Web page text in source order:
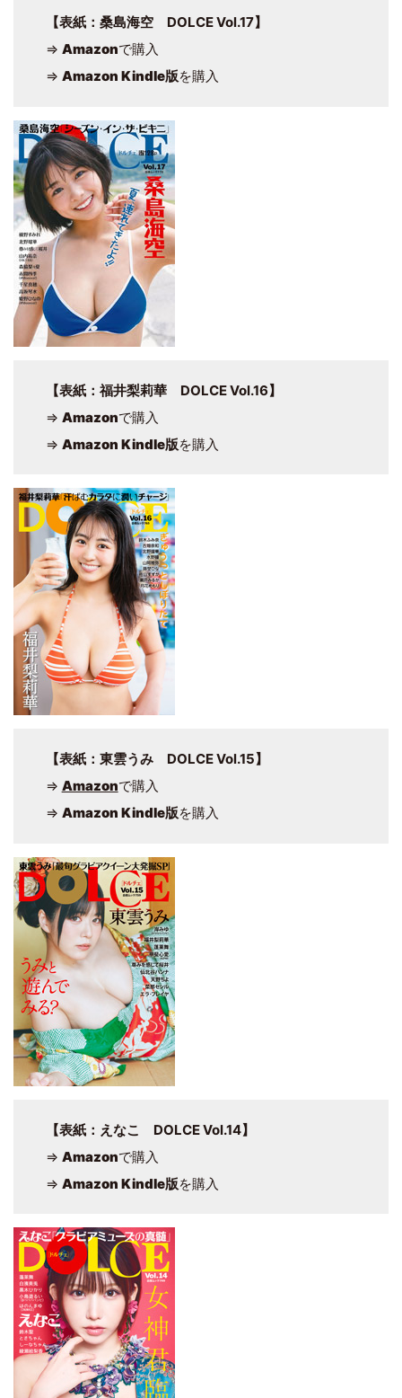
【表紙：桑島海空 DOLCE Vol.17】
⇒ Amazonで購入
⇒ Amazon Kindle版を購入
【表紙：福井梨莉華 DOLCE Vol.16】
⇒ Amazonで購入
⇒ Amazon Kindle版を購入
【表紙：東雲うみ DOLCE Vol.15】
⇒ Amazonで購入
⇒ Amazon Kindle版を購入
【表紙：えなこ DOLCE Vol.14】
⇒ Amazonで購入
⇒ Amazon Kindle版を購入